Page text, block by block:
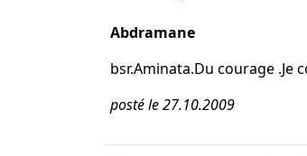
Abdramane
bsr.Aminata.Du courage .Je
posté le 27.10.2009